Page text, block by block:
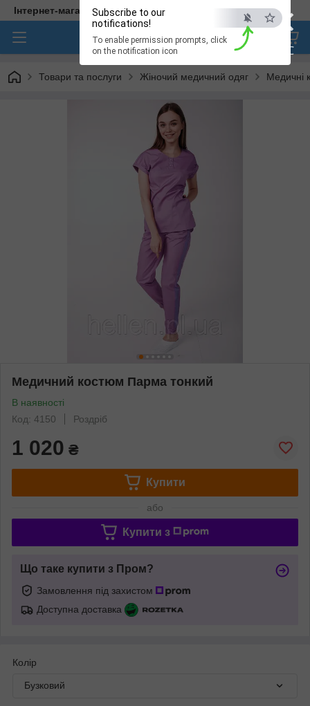
×
ESC
Subscribe to our
notifications!
To enable permission prompts, click
on the notification icon
Інтернет-магазин медичного одягу "Hellen"
Товари та послуги Жіночий медичний одяг Медичні
Медичний костюм Парма тонкий
В наявності
Код: 4150
Роздріб
1 020 ₴
Купити
або
Купити з
Що таке купити з Пром?
Замовлення під захистом
Доступна доставка
Колір
Бузковий